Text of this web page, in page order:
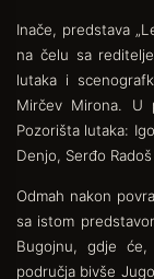
Inače, predstava
na čelu sa
lutaka i
Mirčev Mirona. U
Pozorišta lutaka:
Denjo, Serđo
Odmah nakon
sa istom
Bugojnu, gdje
područja bivše